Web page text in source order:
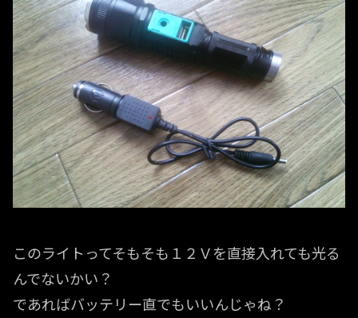
このライトってそもそも１２Ｖを直接入れても光る
んでないかい？
であればバッテリー直でもいいんじゃね？